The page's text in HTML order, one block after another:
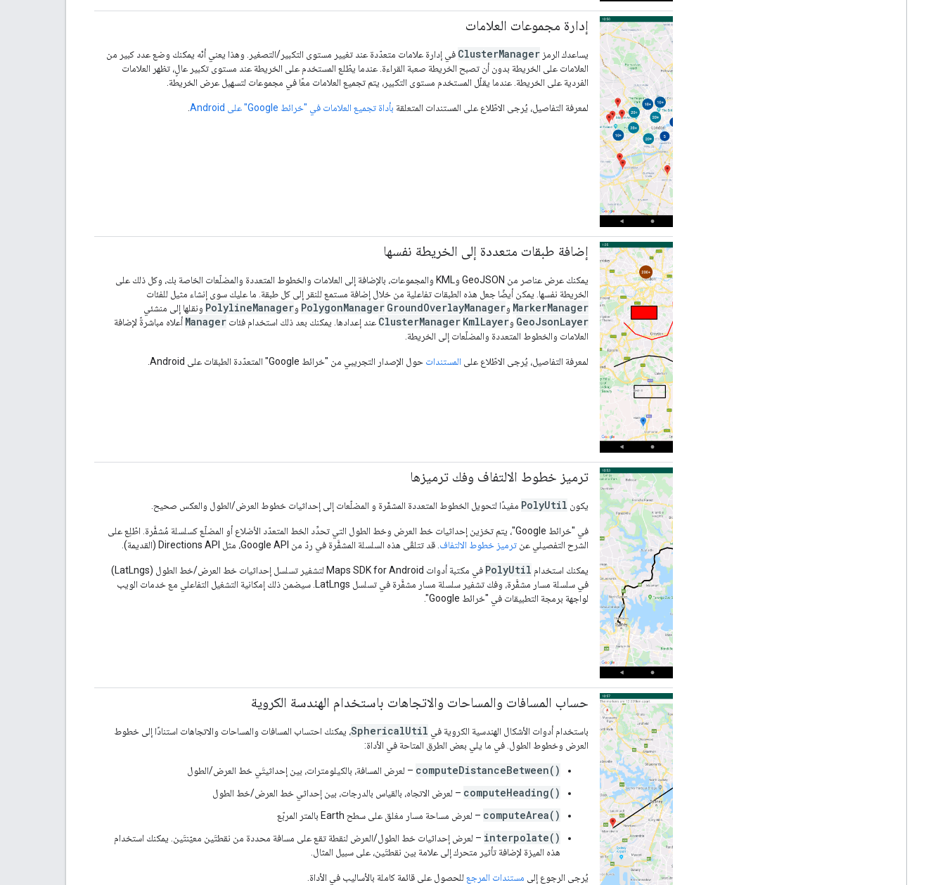
إدارة مجموعات العلامات
يساعدك الرمز ClusterManager في إدارة علامات متعدّدة عند تغيير مستوى التكبير/التصغير. وهذا يعني أنّه يمكنك وضع عدد كبير من
العلامات على الخريطة بدون أن تصبح الخريطة صعبة القراءة. عندما يطّلع المستخدم على الخريطة عند مستوى تكبير عالٍ، تظهر العلامات
الفردية على الخريطة. عندما يقلّل المستخدم مستوى التكبير، يتم تجميع العلامات معًا في مجموعات لتسهيل عرض الخريطة.
لمعرفة التفاصيل، يُرجى الاطّلاع على المستندات المتعلقة بأداة تجميع العلامات في "خرائط Google" على Android
إضافة طبقات متعددة إلى الخريطة نفسها
يمكنك عرض عناصر من GeoJSON وKML والمجموعات، بالإضافة إلى العلامات والخطوط المتعددة والمضلّعات الخاصة بك، وكل ذلك على
الخريطة نفسها. يمكن أيضًا جعل هذه الطبقات تفاعلية من خلال إضافة مستمع للنقر إلى كل طبقة. ما عليك سوى إنشاء مثيل للفئات
MarkerManager وGroundOverlayManager
PolygonManager وPolylineManager ونقلها إلى منشئي
GeoJsonLayer وKmlLayer
ClusterManager عند إعدادها. يمكنك بعد ذلك استخدام فئات Manager أعلاه مباشرةً لإضافة
العلامات والخطوط المتعددة والمضلّعات إلى الخريطة.
لمعرفة التفاصيل، يُرجى الاطّلاع على المستندات حول الإصدار التجريبي من "خرائط Google" المتعدّدة الطبقات على Android.
ترميز خطوط الالتفاف وفك ترميزها
يكون PolyUtil مفيدًا لتحويل الخطوط المتعددة المشفّرة و المضلّعات إلى إحداثيات خطوط العرض/الطول والعكس صحيح.
في "خرائط Google"، يتم تخزين إحداثيات خط العرض وخط الطول التي تحدِّد الخط المتعدّد الأضلاع أو المضلّع كسلسلة مُشفَّرة. اطّلِع على
الشرح التفصيلي عن ترميز خطوط الالتفاف . قد تتلقّى هذه السلسلة المشفَّرة في ردّ من Google API، مثل Directions API (القديمة).
يمكنك استخدام PolyUtil
في مكتبة أدوات ‎Maps SDK for Android لتشفير تسلسل إحداثيات خط العرض/خط الطول (LatLngs)
في سلسلة مسار مشفَّرة، وفك تشفير سلسلة مسار مشفَّرة في تسلسل LatLngs. سيضمن ذلك إمكانية التشغيل التفاعلي مع خدمات الويب
لواجهة برمجة التطبيقات في "خرائط Google".
حساب المسافات والمساحات والاتجاهات باستخدام الهندسة الكروية
باستخدام أدوات الأشكال الهندسية الكروية في SphericalUtil، يمكنك احتساب المسافات والمساحات والاتجاهات استنادًا إلى خطوط
العرض وخطوط الطول. في ما يلي بعض الطرق المتاحة في الأداة:
computeDistanceBetween() – لعرض المسافة، بالكيلومترات، بين إحداثيتَي خط العرض/الطول
computeHeading() – لعرض الاتجاه، بالقياس بالدرجات، بين إحداثي خط العرض/خط الطول
computeArea() – لعرض مساحة مسار مغلق على سطح Earth بالمتر المربّع
interpolate() – لعرض إحداثيات خط الطول/العرض لنقطة تقع على مسافة محددة من نقطتَين معيّنتَين. يمكنك استخدام
هذه الميزة لإضافة تأثير متحرك إلى علامة بين نقطتَين، على سبيل المثال.
يُرجى الرجوع إلى مستندات المرجع للحصول على قائمة كاملة بالأساليب في الأداة.